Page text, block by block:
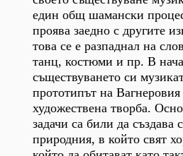
един общ шамански
проява заедно с другите
това се е разпаднал на
танц, костюми и пр. В
съществуването си
прототипът на Вагнеровия
художествена творба.
задачи са били да създава
природния, в който свят